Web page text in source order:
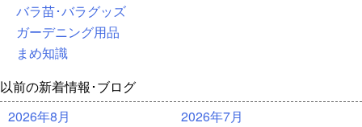
バラ苗･バラグッズ
ガーデニング用品
まめ知識
以前の新着情報･ブログ
2026年8月
2026年7月